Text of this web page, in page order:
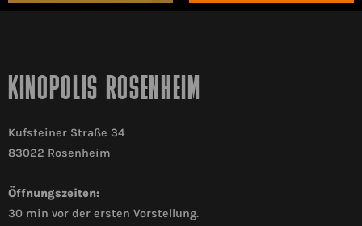
KINOPOLIS ROSENHEIM
Kufsteiner Straße 34
83022 Rosenheim
Öffnungszeiten:
30 min vor der ersten Vorstellung.